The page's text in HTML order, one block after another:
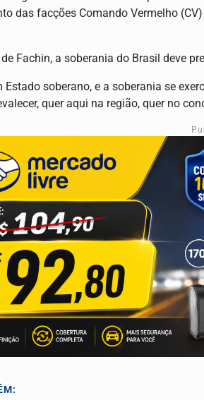
das facções Comando Vermelho
Fachin, a soberania do Brasil deve
Estado soberano, e a soberania se
quer aqui na região, quer no